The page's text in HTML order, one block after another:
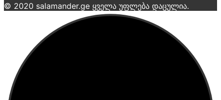
© 2020 salamander.ge ყველა უფლება დაცულია.